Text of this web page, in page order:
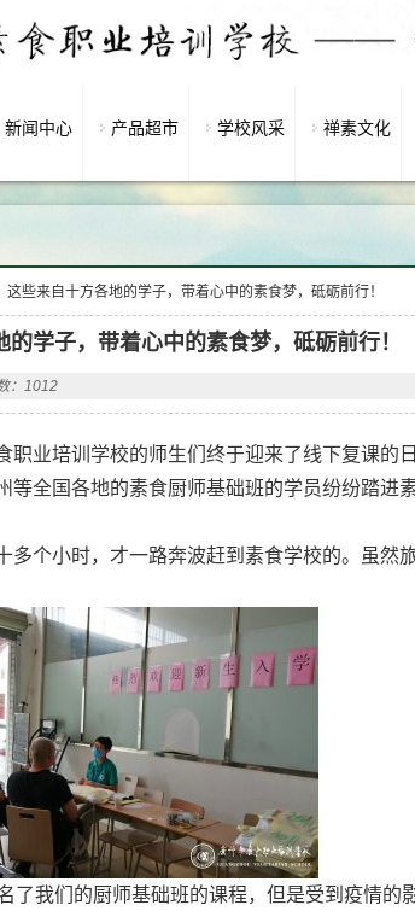
新闻中心 产品超市 学校风采 禅素文化
这些来自十方各地的学子，带着心中的素食梦，砥砺前行！
学子，带着心中的素食梦，砥砺前行！
：1012
职业培训学校的师生们终于迎来了线下复课的
等全国各地的素食厨师基础班的学员纷纷踏进
多个小时，才一路奔波赶到素食学校的。虽然
了我们的厨师基础班的课程，但是受到疫情的